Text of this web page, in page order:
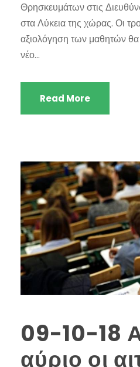
Θρησκευμάτων στις
στα Λύκεια της χώρας. Οι
αξιολόγηση των μαθητών θα
νέο...
Read More
09-10-18
αύριο οι